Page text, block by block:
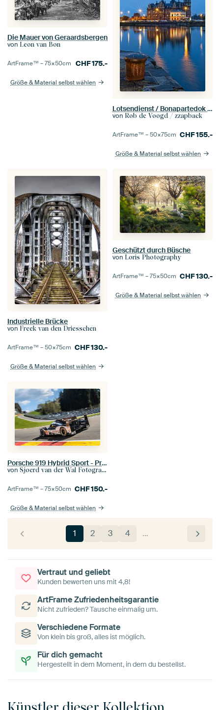
Die Mauer von Geraardsbergen
von Leon van Bon
ArtFrame™ –75×50cm CHF175.-
Größe & Material selbst wählen
Lotsendienst / Bonapartedok / Antwerpen
von Rob de Voogd / zzapback
ArtFrame™ –50×75cm CHF155.-
Größe & Material selbst wählen
Industrielle Brücke
von Freek van den Driesschen
ArtFrame™ –50×75cm CHF130.-
Größe & Material selbst wählen
Geschützt durch Büsche
von Loris Photography
ArtFrame™ –75×50cm CHF130.-
Größe & Material selbst wählen
Porsche 919 Hybrid Sport - Prototypen -Rennwagen in Eau Rouge
von Sjoerd van der Wal Fotografie
ArtFrame™ –75×50cm CHF150.-
Größe & Material selbst wählen
1 2 3 4 …
Vertraut und geliebt
Kunden bewerten uns mit 4,8!
ArtFrame Zufriedenheitsgarantie
Nicht zufrieden? Tausche einmalig um.
Verschiedene Formate
Von klein bis groß, alles ist möglich.
Für dich gemacht
Hergestellt in dem Moment, in dem du bestellst.